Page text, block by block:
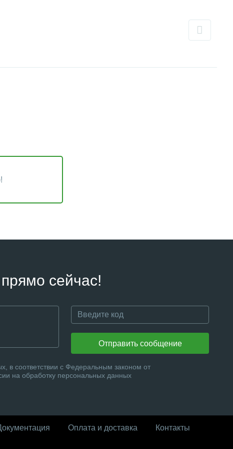
сейчас!
Отправить сообщение
в соответствии с Федеральным законом от
на обработку персональных данных
Оплата и доставка Контакты